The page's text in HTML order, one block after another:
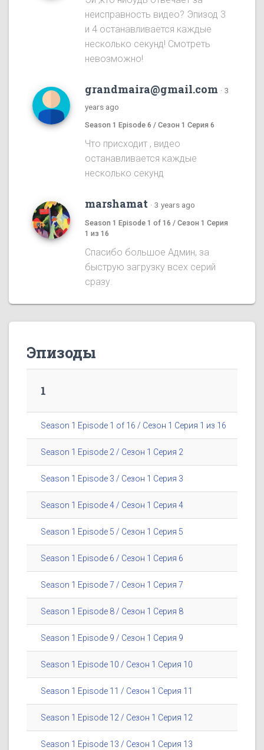
неисправность видео? Эпизод 3
и 4 останавливается каждые
несколько секунд! Смотреть
невозможно!
grandmaira@gmail.com · 3
years ago
Season 1 Episode 6 / Сезон 1 Серия 6
Что присходит , видео
останавливается каждые
несколько секунд
marshamat · 3 years ago
Season 1 Episode 1 of 16 / Сезон 1 Серия
1 из 16
Спасибо большое Админ, за
быструю загрузку всех серий
сразу.
Эпизоды
1
Season 1 Episode 1 of 16 / Сезон 1 Серия 1 из 16
Season 1 Episode 2 / Сезон 1 Серия 2
Season 1 Episode 3 / Сезон 1 Серия 3
Season 1 Episode 4 / Сезон 1 Серия 4
Season 1 Episode 5 / Сезон 1 Серия 5
Season 1 Episode 6 / Сезон 1 Серия 6
Season 1 Episode 7 / Сезон 1 Серия 7
Season 1 Episode 8 / Сезон 1 Серия 8
Season 1 Episode 9 / Сезон 1 Серия 9
Season 1 Episode 10 / Сезон 1 Серия 10
Season 1 Episode 11 / Сезон 1 Серия 11
Season 1 Episode 12 / Сезон 1 Серия 12
Season 1 Episode 13 / Сезон 1 Серия 13